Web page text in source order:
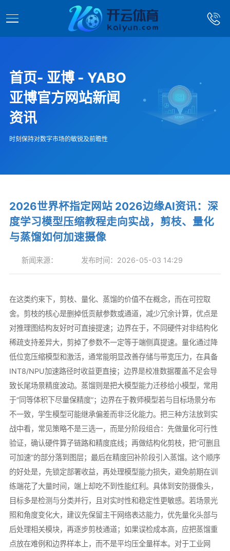
首页- 亚博 - YABO
亚博官方网站新闻
资讯
时刻保持对数字市场的敏锐及前瞻性
2026世界杯指定网站 2026边缘AI资讯：深
度学习模型压缩教程走向实战，剪枝、量化
与蒸馏如何加速摄像
新闻来源： 发布时间：2026-05-03 14:29
在这类约束下，剪枝、量化、蒸馏的价值不在概念，而在可控取
舍。剪枝的核心是删掉低贡献参数或通道，减少冗余计算，优点是
对推理图结构友好时可直接提速；边界在于，不同硬件对非结构化
稀疏支持差异大，剪掉了参数不一定等于端侧真提速。量化通过降
低位宽压缩模型和激活，通常能明显改善存储与带宽压力，在具备
INT8/NPU加速路径时收益更直接；边界是校准数据覆盖不足会导
致长尾场景精度波动。蒸馏则是把大模型能力迁移给小模型，常用
于“同等体积下尽量保精度”；边界在于教师模型若与目标场景分布
不一致，学生模型可能继承偏差而非泛化能力。把三种方法放到实
战中看，常见策略不是三选一，而是分阶段组合：先做量化可行性
验证，确认硬件算子链路和精度底线；再做结构化剪枝，把“可删且
可加速”的部分落到图层；最后在精度回补阶段引入蒸馏。这个顺序
的好处是，先锁定部署收益，再处理模型能力损失，避免前期在训
练端花了大量时间，端上却吃不到性能红利。具体到安防摄像头，
目标多是检测与分类并行，且对实时性和稳定性更敏感。若场景光
照和角度变化大，建议先保留主干网络表达能力，优先量化头部与
后处理相关模块，再逐步剪枝通道；如果误检成本高，应把蒸馏重
点放在难例和边界样本上，而不是平均压全量样本。对于工业网